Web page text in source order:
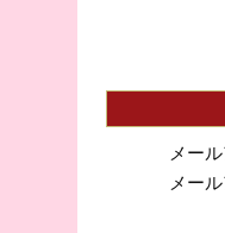
メー
メー